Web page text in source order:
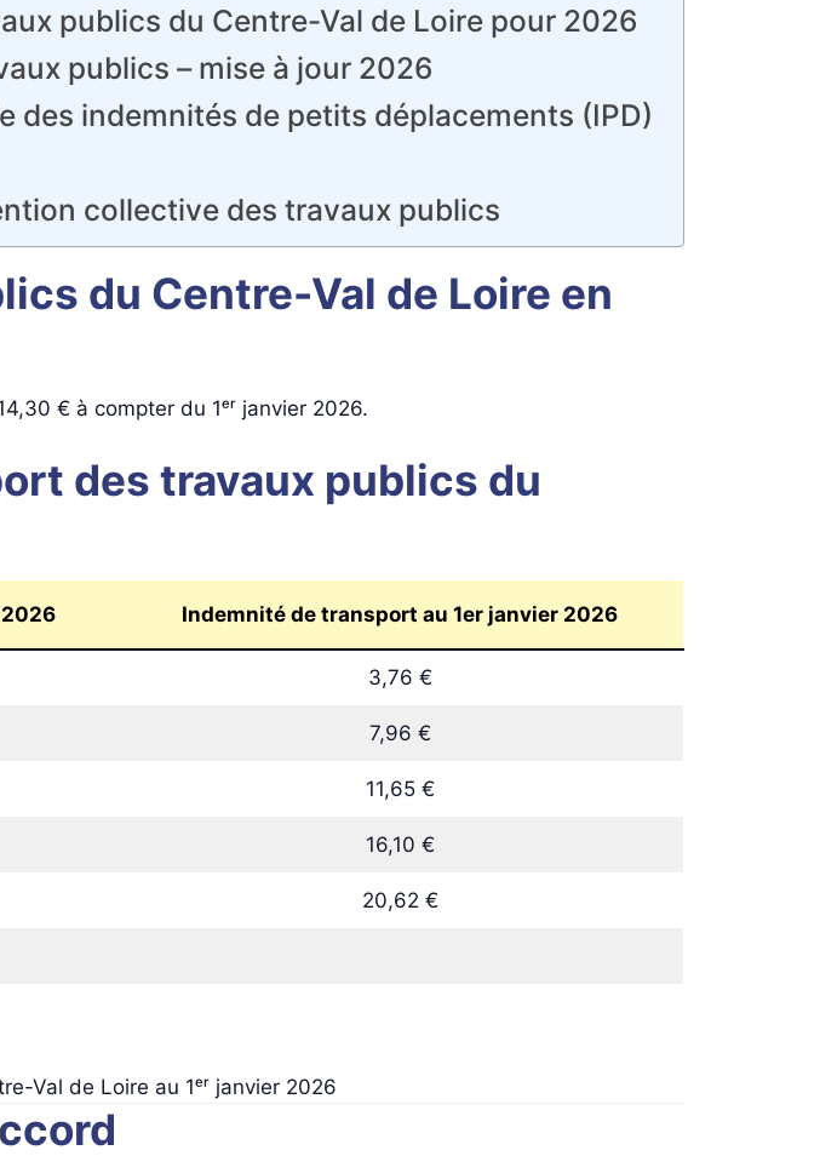
publics du Centre-Val de Loire pour 2026
publics – mise à jour 2026
des indemnités de petits déplacements (IPD)
collective des travaux publics
du Centre-Val de Loire en
€ à compter du 1ᵉʳ janvier 2026.
des travaux publics du
Indemnité de transport au 1er janvier 2026
3,76 €
7,96 €
11,65 €
16,10 €
20,62 €
Val de Loire au 1ᵉʳ janvier 2026